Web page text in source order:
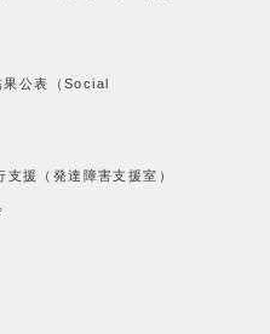
公表（Social
支援（発達障害支援室）